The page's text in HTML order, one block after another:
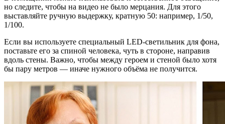
но следите, чтобы на видео не было мерцания. Для этого
выставляйте ручную выдержку, кратную 50: например, 1/50,
1/100.
Если вы используете специальный LED-светильник для фона,
поставьте его за спиной человека, чуть в стороне, направив
вдоль стены. Важно, чтобы между героем и стеной было хотя
бы пару метров — иначе нужного объёма не получится.